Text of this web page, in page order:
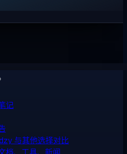
记
与其他选择对比